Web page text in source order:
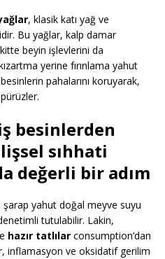
, klasik katı yağ ve
Bu yağlar, kalp damar
beyin işlevlerini da
yerine fırınlama yahut
pahalarını koruyarak,
besinlerden
sıhhati
değerli bir adım
yahut doğal meyve suyu
tutulabilir. Lakin,
hazır tatlılar consumption’dan
inflamasyon ve oksidatif gerilim